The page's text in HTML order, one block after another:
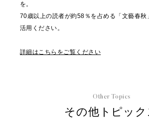
を。
70歳以上の読者が約58％を占める「文藝春秋
活用ください。
詳細はこちらをご覧ください
Other Topics
その他トピック